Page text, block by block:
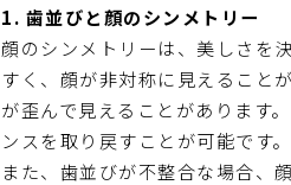
1. 歯並びと顔のシンメトリー
顔のシンメトリーは、美しさを
すく、顔が非対称に見えること
が歪んで見えることがあります
ンスを取り戻すことが可能です。
また、歯並びが不整合な場合、